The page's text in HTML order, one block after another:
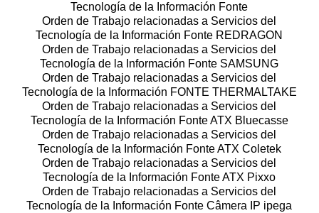
Tecnología de la Información Fonte
Orden de Trabajo relacionadas a Servicios del
Tecnología de la Información Fonte REDRAGON
Orden de Trabajo relacionadas a Servicios del
Tecnología de la Información Fonte SAMSUNG
Orden de Trabajo relacionadas a Servicios del
Tecnología de la Información FONTE THERMALTAKE
Orden de Trabajo relacionadas a Servicios del
Tecnología de la Información Fonte ATX Bluecasse
Orden de Trabajo relacionadas a Servicios del
Tecnología de la Información Fonte ATX Coletek
Orden de Trabajo relacionadas a Servicios del
Tecnología de la Información Fonte ATX Pixxo
Orden de Trabajo relacionadas a Servicios del
Tecnología de la Información Fonte Câmera IP ipega